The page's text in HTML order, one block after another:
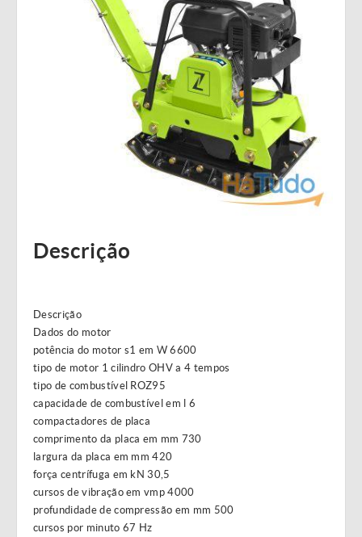
Descrição
Descrição
Dados do motor
potência do motor s1 em W 6600
tipo de motor 1 cilindro OHV a 4 tempos
tipo de combustível ROZ95
capacidade de combustível em l 6
compactadores de placa
comprimento da placa em mm 730
largura da placa em mm 420
força centrífuga em kN 30,5
cursos de vibração em vmp 4000
profundidade de compressão em mm 500
cursos por minuto 67 Hz